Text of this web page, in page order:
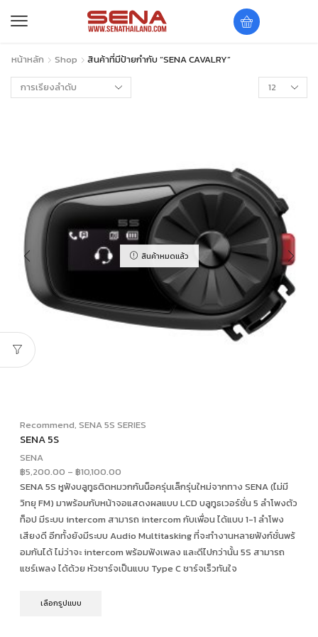
หน้าหลัก Shop สินค้าที่มีป้ายกำกับ “SENA CAVALRY”
สินค้าหมดแล้ว
Recommend, SENA 5S SERIES
SENA 5S
SENA
฿5,200.00 – ฿10,100.00
SENA 5S หูฟังบลูทูธติดหมวกกันน็อครุ่นเล็กรุ่นใหม่จากทาง SENA (ไม่มี
วิทยุ FM) มาพร้อมกับหน้าจอแสดงผลแบบ LCD บลูทูธเวอร์ชั่น 5 ลำโพงตัว
ท็อป มีระบบ intercom สามารถ intercom กับเพื่อน ได้แบบ 1-1 ลำโพง
เสียงดี อีกทั้งยังมีระบบ Audio Multitasking ที่จะทำงานหลายฟังก์ชั่นพร้
อมกันได้ ไม่ว่าจะ intercom พร้อมฟังเพลง และดีไปกว่านั้น 5S สามารถ
แชร์เพลง ได้ด้วย หัวชาร์จเป็นแบบ Type C ชาร์จเร็วทันใจ
เลือกรูปแบบ